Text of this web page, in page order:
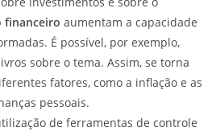
financeiro aumentam a capacidade
É possível, por exemplo,
sobre o tema. Assim, se torna
fatores, como a inflação e as
pessoais.
de ferramentas de controle